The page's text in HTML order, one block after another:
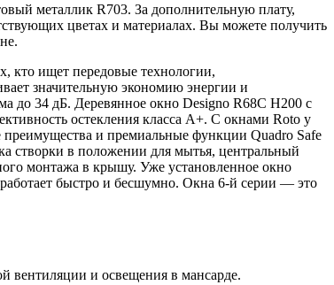
металлик R703. За дополнительную плату,
цветах и материалах. Вы можете получить
кто ищет передовые технологии,
значительную экономию энергии и
до 34 дБ. Деревянное окно Designo R68С H200 с
остекления класса A+. С окнами Roto у
преимущества и премиальные функции Quadro Safe
створки в положении для мытья, центральный
монтажа в крышу. Уже установленное окно
быстро и бесшумно. Окна 6-й серии — это
вентиляции и освещения в мансарде.